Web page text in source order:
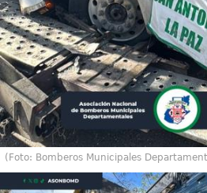
(Foto: Bomberos Municipales